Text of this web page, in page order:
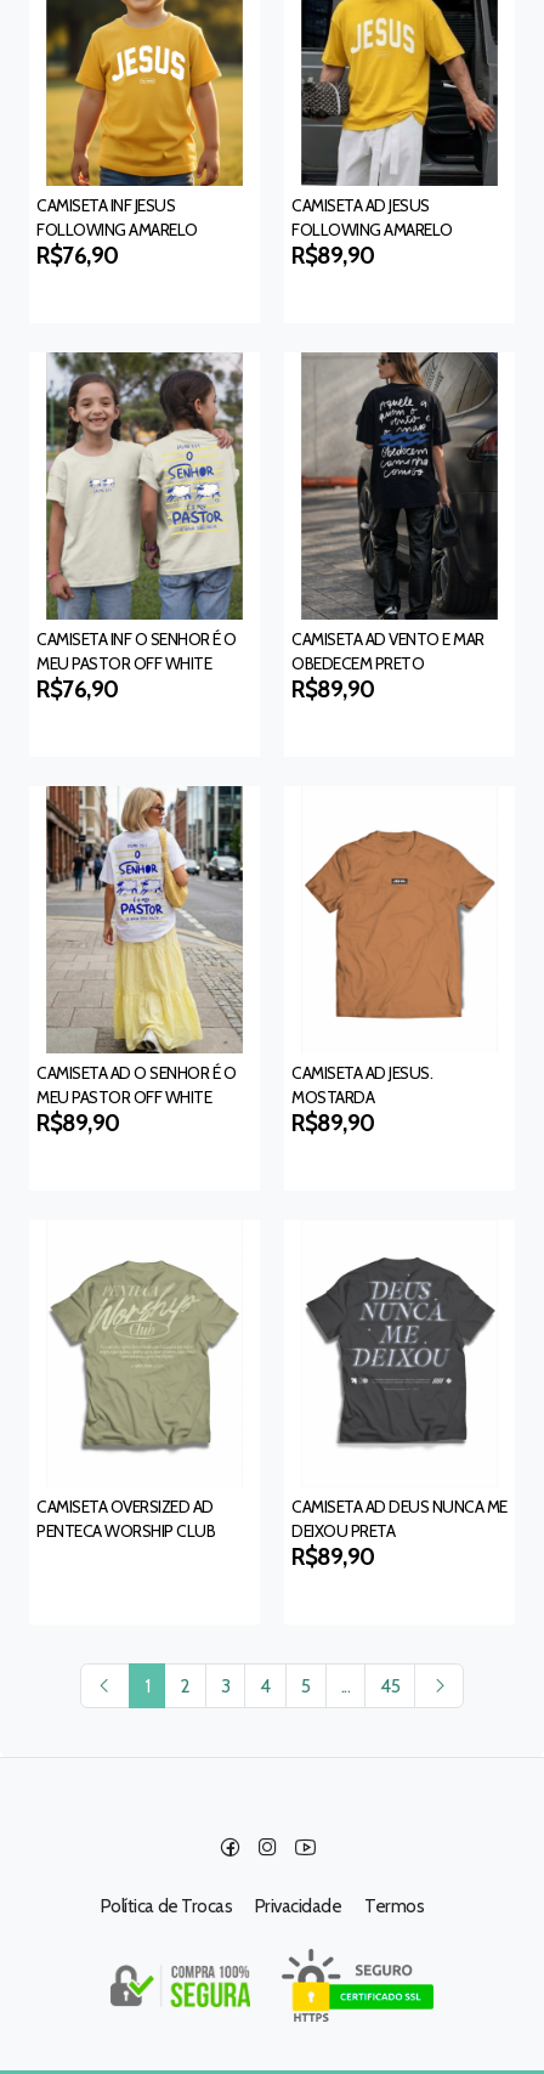
CAMISETA INF JESUS
FOLLOWING AMARELO
R$76,90
CAMISETA AD JESUS
FOLLOWING AMARELO
R$89,90
CAMISETA INF O SENHOR É O
MEU PASTOR OFF WHITE
R$76,90
CAMISETA AD VENTO E MAR
OBEDECEM PRETO
R$89,90
CAMISETA AD O SENHOR É O
MEU PASTOR OFF WHITE
R$89,90
CAMISETA AD JESUS.
MOSTARDA
R$89,90
CAMISETA OVERSIZED AD
PENTECA WORSHIP CLUB
CAMISETA AD DEUS NUNCA ME
DEIXOU PRETA
R$89,90
1 2 3 4 5 ... 45
Política de Trocas Privacidade Termos